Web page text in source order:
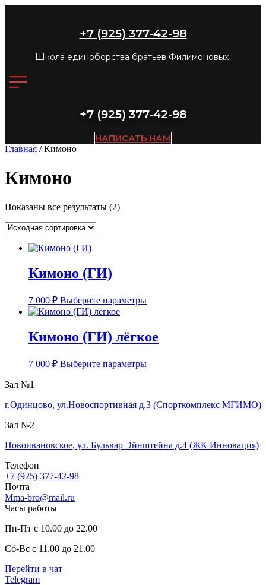
+7 (925) 377-42-98
Школа единоборства братьев Филимоновых
+7 (925) 377-42-98
НАПИСАТЬ НАМ
Главная / Кимоно
Кимоно
Показаны все результаты (2)
Кимоно (ГИ)
7 000 ₽ Выберите параметрыЭтот
вариаций.
можно
товара.
Кимоно (ГИ) лёгкое
7 000 ₽ Выберите параметрыЭтот
вариаций.
на
Зал №1
г.Одинцово, ул.Новоспортивная д.3 (Спорткомплекс МГИМО)
Зал №2
Новоивановское, ул. Бульвар Эйнштейна д.4 (ЖК Инновация)
Телефон
+7 (925) 377-42-98
Почта
Mma-bro@mail.ru
Часы работы
Пн-Пт с 10.00 до 22.00
Сб-Вс с 11.00 до 21.00
Перейти в чат
Telegram